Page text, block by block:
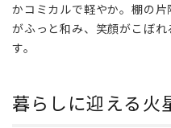
かコミカルで軽やか。棚の
がふっと和み、笑顔がこぼ
す。
暮らしに迎える――